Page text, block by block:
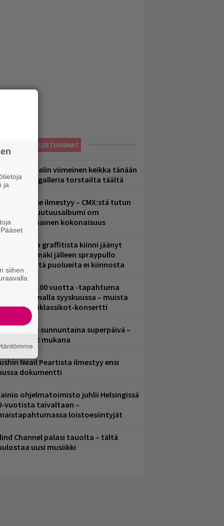
LUETUIMMAT
Eppu Normaalin viimeinen keikka tänään
kuvagalleria torstailta täältä
Huomenna se ilmestyy – CMX:stä tutun
Yrjänän uutuusalbumi om
kokonaisuus
Laittomasta graffitista kiinni jäänyt
Arhinmäki jälleen spraypullo
– näitä puolueita ei kiinnosta
Valtava Yle 100 vuotta -tapahtuma
Arenalla syyskuussa – muista
metalliklassikot-konsertti
Tampereella sunnuntaina superpäivä –
artistit mukana
Neail Peartista ilmestyy ensi
dokumentti
ohjelmatoimisto juhlii Helsingissä
vuotista taivaltaan –
loistoesiintyjät
Channel palasi tauolta – tältä
uusi musiikki
ja
siihen